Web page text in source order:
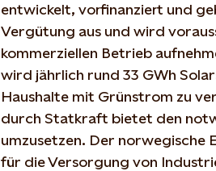
entwickelt, vorfinanziert und
Vergütung aus und wird
kommerziellen Betrieb
wird jährlich rund 33 GWh
Haushalte mit Grünstrom zu
durch Statkraft bietet den
umzusetzen. Der norwegische
für die Versorgung von